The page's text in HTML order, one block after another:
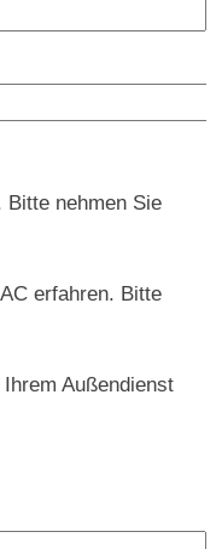
Bitte nehmen Sie
erfahren. Bitte
Außendienst